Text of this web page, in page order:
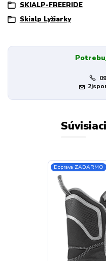
SKIALP-FREERIDE
Skialp Lyžiarky
Doprava ZADARMO